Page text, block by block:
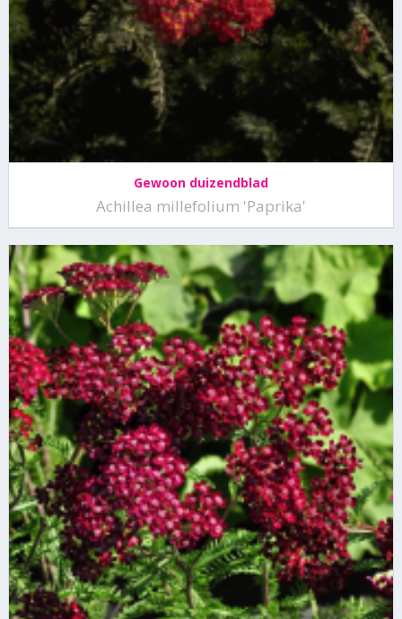
Gewoon duizendblad
Achillea millefolium 'Paprika'